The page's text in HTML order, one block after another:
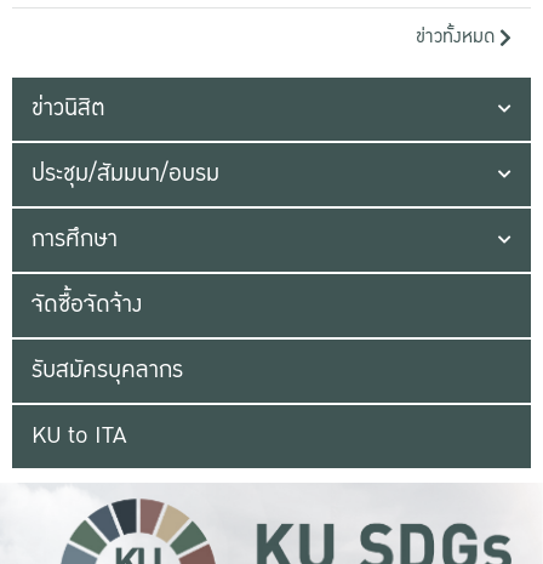
ข่าวทั้งหมด
ข่าวนิสิต
ประชุม/สัมมนา/อบรม
การศึกษา
จัดซื้อจัดจ้าง
รับสมัครบุคลากร
KU to ITA